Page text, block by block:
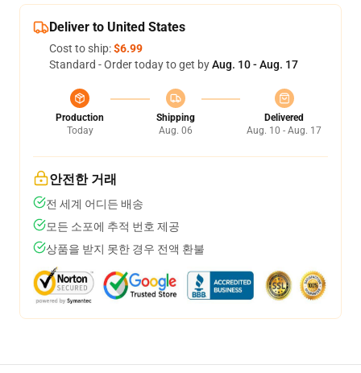
Deliver to United States
Cost to ship:$6.99
Standard - Order today to get byAug. 10 - Aug. 17
Production
Today
Shipping
Aug. 06
Delivered
Aug. 10 - Aug. 17
안전한 거래
전 세계 어디든 배송
모든 소포에 추적 번호 제공
상품을 받지 못한 경우 전액 환불